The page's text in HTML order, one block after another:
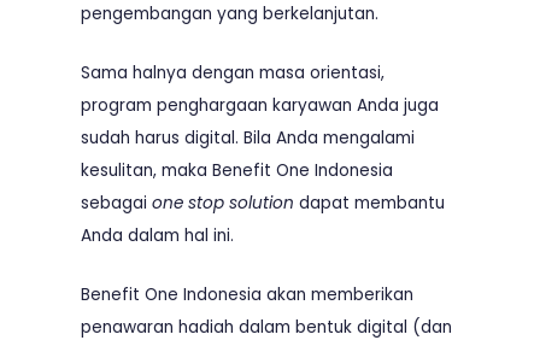
pengembangan yang berkelanjutan.
Sama halnya dengan masa orientasi,
program penghargaan karyawan Anda juga
sudah harus digital. Bila Anda mengalami
kesulitan, maka Benefit One Indonesia
sebagai one stop solution dapat membantu
Anda dalam hal ini.
Benefit One Indonesia akan memberikan
penawaran hadiah dalam bentuk digital (dan